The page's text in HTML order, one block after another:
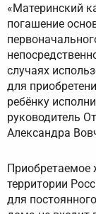
«Материнский
погашение
случаях
для
ребёнку
руководитель
Александра
Приобретаемое
территории
для